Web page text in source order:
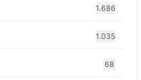
1.686
1.035
68